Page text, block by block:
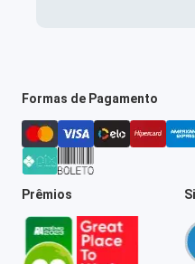
Formas de Pagamento
Prêmios